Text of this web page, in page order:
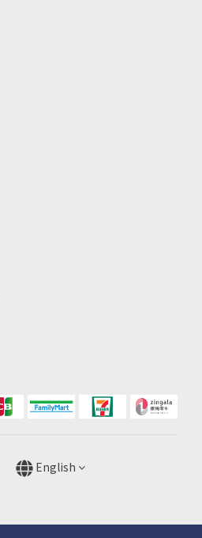
English